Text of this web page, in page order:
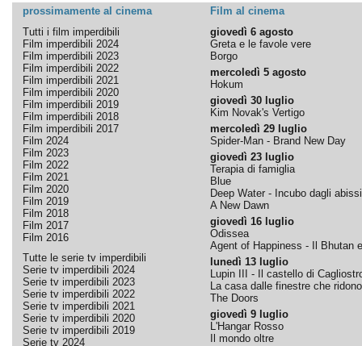
prossimamente al cinema
Film al cinema
Tutti i film imperdibili
Film imperdibili 2024
Film imperdibili 2023
Film imperdibili 2022
Film imperdibili 2021
Film imperdibili 2020
Film imperdibili 2019
Film imperdibili 2018
Film imperdibili 2017
Film 2024
Film 2023
Film 2022
Film 2021
Film 2020
Film 2019
Film 2018
Film 2017
Film 2016
Tutte le serie tv imperdibili
Serie tv imperdibili 2024
Serie tv imperdibili 2023
Serie tv imperdibili 2022
Serie tv imperdibili 2021
Serie tv imperdibili 2020
Serie tv imperdibili 2019
Serie tv 2024
giovedì 6 agosto
Greta e le favole vere
Borgo
mercoledì 5 agosto
Hokum
giovedì 30 luglio
Kim Novak's Vertigo
mercoledì 29 luglio
Spider-Man - Brand New Day
giovedì 23 luglio
Terapia di famiglia
Blue
Deep Water - Incubo dagli abissi
A New Dawn
giovedì 16 luglio
Odissea
Agent of Happiness - Il Bhutan
lunedì 13 luglio
Lupin III - Il castello di
La casa dalle finestre che ridono
The Doors
giovedì 9 luglio
L'Hangar Rosso
Il mondo oltre